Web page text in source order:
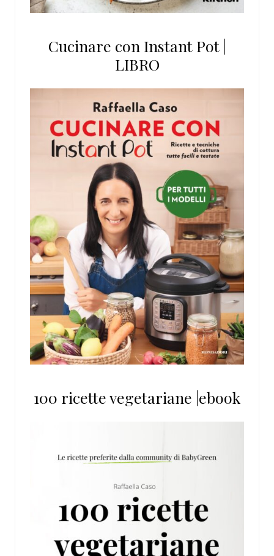
Cucinare con Instant Pot |
LIBRO
100 ricette vegetariane |ebook